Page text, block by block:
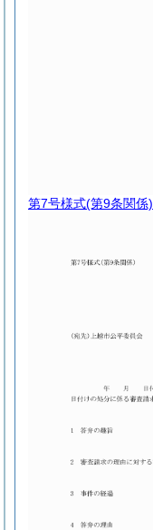
第7号様式(第9条関係)